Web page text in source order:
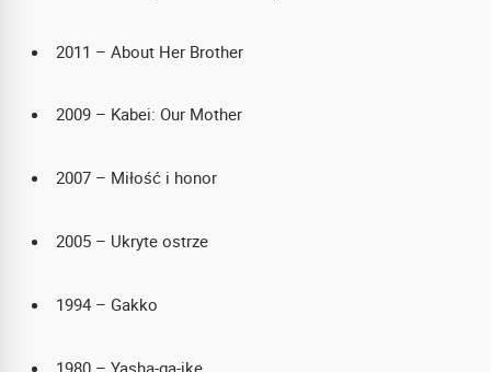
2011 – About Her Brother
2009 – Kabei: Our Mother
2007 – Miłość i honor
2005 – Ukryte ostrze
1994 – Gakko
1980 – Yasha-ga-ike